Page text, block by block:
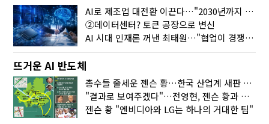
AI로 제조업 대전환 이끈다…"2030년까지 민관합동 20조 투자"
②데이터센터? 토큰 공장으로 변신
AI 시대 인재론 꺼낸 최태원…"협업이 경쟁력"
뜨거운 AI 반도체
총수들 줄세운 젠슨 황…한국 산업계 새판 짰다
"결과로 보여주겠다"…전영현, 젠슨 황과 HBM5 논의
젠슨 황 "엔비디아와 LG는 하나의 거대한 팀"